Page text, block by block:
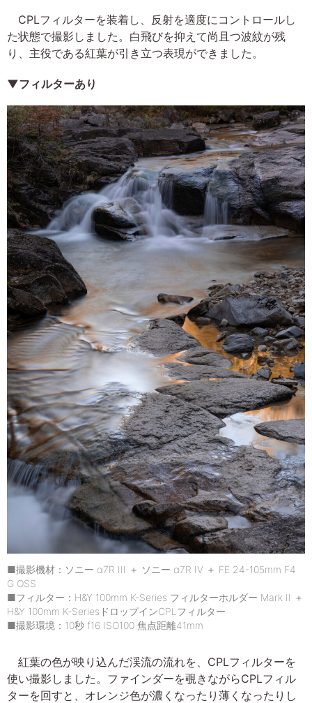
CPLフィルターを装着し、反射を適度にコントロールし
た状態で撮影しました。白飛びを抑えて尚且つ波紋が残
り、主役である紅葉が引き立つ表現ができました。
▼フィルターあり
■撮影機材：ソニー α7R III ＋ ソニー α7R IV ＋ FE 24-105mm F4
G OSS
■フィルター：H&Y 100mm K-Series フィルターホルダー Mark II ＋
H&Y 100mm K-SeriesドロップインCPLフィルター
■撮影環境：10秒 f16 ISO100 焦点距離41mm
紅葉の色が映り込んだ渓流の流れを、CPLフィルターを
使い撮影しました。ファインダーを覗きながらCPLフィル
ターを回すと、オレンジ色が濃くなったり薄くなったりし